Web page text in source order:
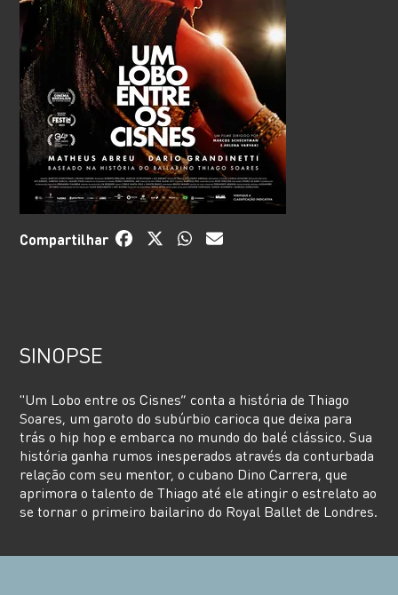
Compartilhar
SINOPSE
"Um Lobo entre os Cisnes” conta a história de Thiago
Soares, um garoto do subúrbio carioca que deixa para
trás o hip hop e embarca no mundo do balé clássico. Sua
história ganha rumos inesperados através da conturbada
relação com seu mentor, o cubano Dino Carrera, que
aprimora o talento de Thiago até ele atingir o estrelato ao
se tornar o primeiro bailarino do Royal Ballet de Londres.